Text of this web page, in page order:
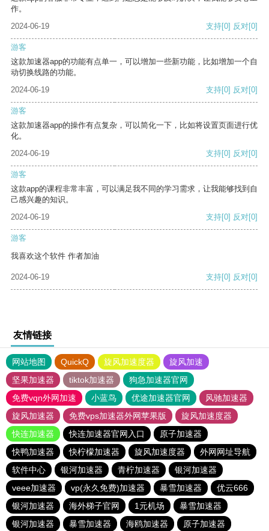
作。
2024-06-19
支持[0] 反对[0]
游客
这款加速器app的功能有点单一，可以增加一些新功能，比如增加一个自
动切换线路的功能。
2024-06-19
支持[0] 反对[0]
游客
这款加速器app的操作有点复杂，可以简化一下，比如将设置页面进行优
化。
2024-06-19
支持[0] 反对[0]
游客
这款app的课程非常丰富，可以满足我不同的学习需求，让我能够找到自
己感兴趣的知识。
2024-06-19
支持[0] 反对[0]
游客
我喜欢这个软件 作者加油
2024-06-19 支持[0] 反对[0]
友情链接
网站地图 QuickQ 旋风加速度器
旋风加速
坚果加速器
tiktok加速器
狗急加速器官网
免费vqn外网加速
小蓝鸟 优途加速器官网
风驰加速器
旋风加速器
免费vps加速器外网苹果版
旋风加速度器
快连加速器
快连加速器官网入口
原子加速器
快鸭加速器
快柠檬加速器 旋风加速度器
外网网址导航
软件中心
银河加速器 青柠加速器
银河加速器
veee加速器
vp(永久免费)加速器 暴雪加速器
优云666
银河加速器
海外梯子官网 1元机场
暴雪加速器
银河加速器
暴雪加速器 海鸥加速器 原子加速器